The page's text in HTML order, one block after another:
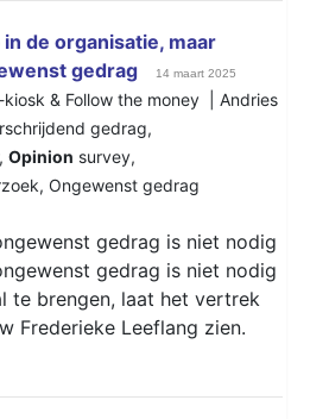
de organisatie, maar
gedrag
14 maart 2025
& Follow the money | Andries
gedrag,
, Opinion survey,
, Ongewenst gedrag
gedrag is niet nodig
gedrag is niet nodig
te brengen, laat het vertrek
Frederieke Leeflang zien.